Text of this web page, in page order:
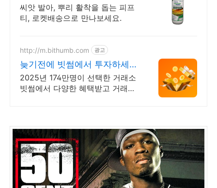
무료배송
씨앗 발아, 뿌리 활착을 돕는 피프
티, 로켓배송으로 만나보세요.
http://m.bithumb.com 광고
늦기전에 빗썸에서 투자하세요
신규 가입 시 5만원 혜택
2025년 174만명이 선택한 거래소
빗썸에서 다양한 혜택받고 거래하